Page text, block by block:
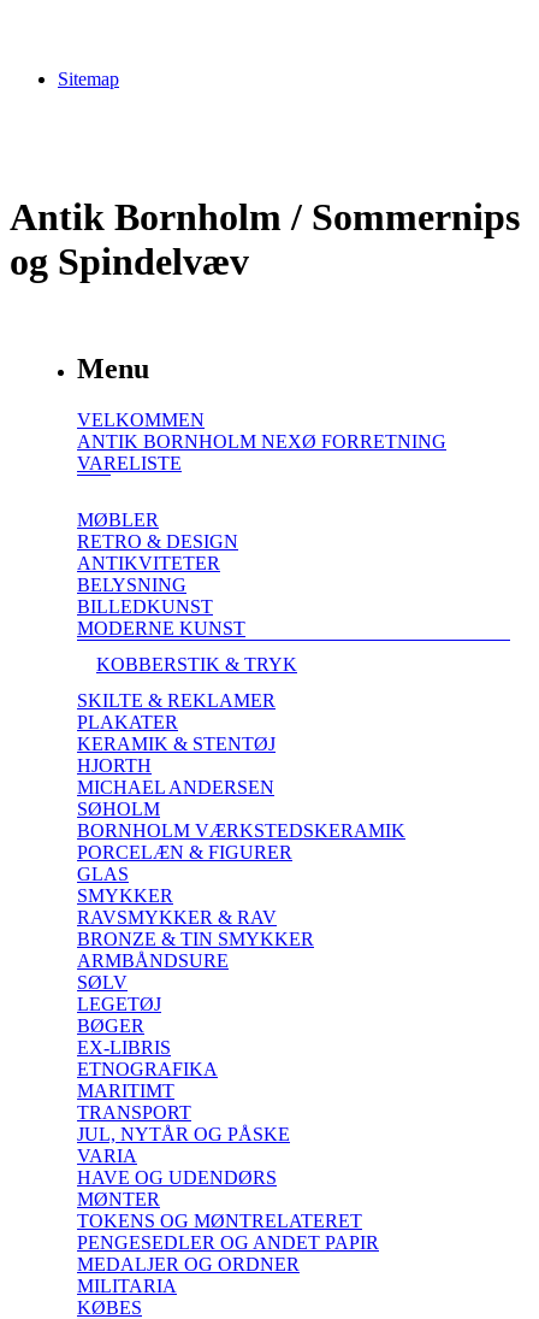
Sitemap
Antik Bornholm / Sommernips
og Spindelvæv
Menu
VELKOMMEN
ANTIK BORNHOLM NEXØ FORRETNING
VARELISTE
MØBLER
RETRO & DESIGN
ANTIKVITETER
BELYSNING
BILLEDKUNST
MODERNE KUNST
KOBBERSTIK & TRYK
SKILTE & REKLAMER
PLAKATER
KERAMIK & STENTØJ
HJORTH
MICHAEL ANDERSEN
SØHOLM
BORNHOLM VÆRKSTEDSKERAMIK
PORCELÆN & FIGURER
GLAS
SMYKKER
RAVSMYKKER & RAV
BRONZE & TIN SMYKKER
ARMBÅNDSURE
SØLV
LEGETØJ
BØGER
EX-LIBRIS
ETNOGRAFIKA
MARITIMT
TRANSPORT
JUL, NYTÅR OG PÅSKE
VARIA
HAVE OG UDENDØRS
MØNTER
TOKENS OG MØNTRELATERET
PENGESEDLER OG ANDET PAPIR
MEDALJER OG ORDNER
MILITARIA
KØBES